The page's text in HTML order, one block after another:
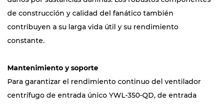
de construcción y calidad del fanático también
contribuyen a su larga vida útil y su rendimiento
constante.
Mantenimiento y soporte
Para garantizar el rendimiento continuo del ventilador
centrífugo de entrada único YWL-350-QD, de entrada